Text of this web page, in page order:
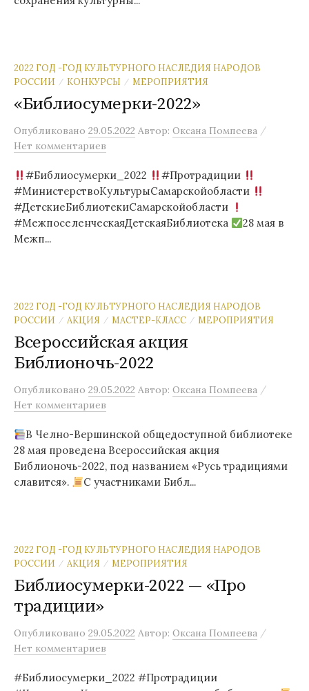
2022 ГОД -ГОД КУЛЬТУРНОГО НАСЛЕДИЯ НАРОДОВ
РОССИИ
/ КОНКУРСЫ / МЕРОПРИЯТИЯ
«Библиосумерки-2022»
Опубликовано 29.05.2022 Автор: Оксана Помпеева /
Нет комментариев
#Библиосумерки_2022
#Протрадиции
#МинистерствоКультурыСамарскойобласти
#ДетскиеБиблиотекиСамарскойобласти
#МежпоселенческаяДетскаяБиблиотека
28 мая в
Межп...
2022 ГОД -ГОД КУЛЬТУРНОГО НАСЛЕДИЯ НАРОДОВ
РОССИИ
/ АКЦИЯ / МАСТЕР-КЛАСС / МЕРОПРИЯТИЯ
Всероссийская акция
Библионочь-2022
Опубликовано 29.05.2022 Автор: Оксана Помпеева /
Нет комментариев
В Челно-Вершинской общедоступной библиотеке
28 мая проведена Всероссийская акция
Библионочь-2022, под названием «Русь традициями
славится».
С участниками Библ...
2022 ГОД -ГОД КУЛЬТУРНОГО НАСЛЕДИЯ НАРОДОВ
РОССИИ
/ АКЦИЯ / МЕРОПРИЯТИЯ
Библиосумерки-2022 — «Про
традиции»
Опубликовано 29.05.2022 Автор: Оксана Помпеева /
Нет комментариев
#Библиосумерки_2022 #Протрадиции